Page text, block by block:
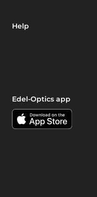
Help
Edel-Optics app